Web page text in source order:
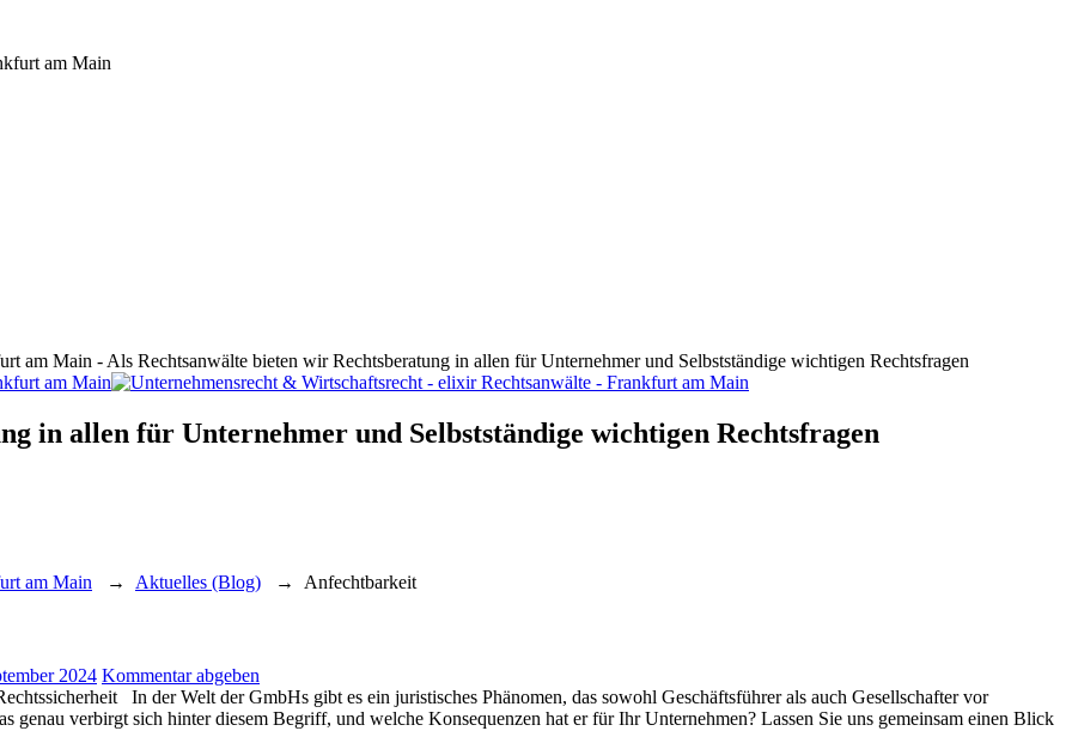
am Main - Als Rechtsanwälte bieten wir Rechtsberatung in allen für Unternehmer und Selbstständige wichtigen Rechtsfragen
in allen für Unternehmer und Selbstständige wichtigen Rechtsfragen
am Main → Aktuelles (Blog) → Anfechtbarkeit
2024 Kommentar abgeben
In der Welt der GmbHs gibt es ein juristisches Phänomen, das sowohl Geschäftsführer als auch Gesellschafter vor
genau verbirgt sich hinter diesem Begriff, und welche Konsequenzen hat er für Ihr Unternehmen? Lassen Sie uns gemeinsam einen Blick